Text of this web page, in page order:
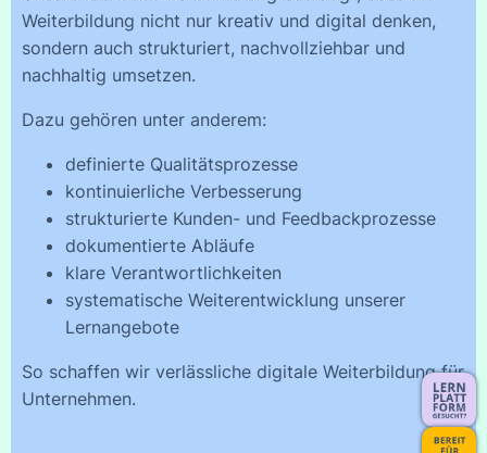
Weiterbildung nicht nur kreativ und digital denken,
sondern auch strukturiert, nachvollziehbar und
nachhaltig umsetzen.
Dazu gehören unter anderem:
definierte Qualitätsprozesse
kontinuierliche Verbesserung
strukturierte Kunden- und Feedbackprozesse
dokumentierte Abläufe
klare Verantwortlichkeiten
systematische Weiterentwicklung unserer
Lernangebote
So schaffen wir verlässliche digitale Weiterbildung für
Unternehmen.